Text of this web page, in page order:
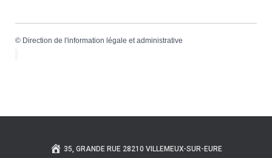
© Direction de l'information légale et administrative
35, GRANDE RUE 28210 VILLEMEUX-SUR-EURE